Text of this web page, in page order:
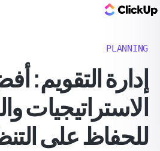
PLANNING
إدارة التقويم:
الاستراتيجيات
للحفاظ على